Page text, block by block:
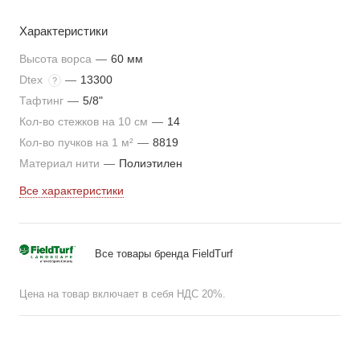
Характеристики
Высота ворса — 60 мм
Dtex
? — 13300
Тафтинг — 5/8"
Кол-во стежков на 10 см — 14
Кол-во пучков на 1 м² — 8819
Материал нити — Полиэтилен
Все характеристики
Все товары бренда FieldTurf
Цена на товар включает в себя НДС 20%.